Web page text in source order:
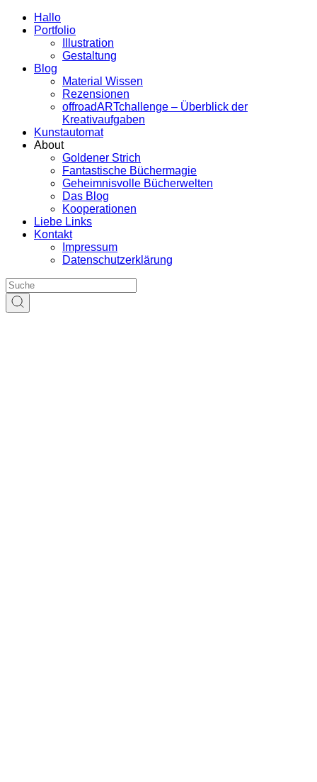
Hallo
Portfolio
Illustration
Gestaltung
Blog
Material Wissen
Rezensionen
offroadARTchallenge – Überblick der
Kreativaufgaben
Kunstautomat
About
Goldener Strich
Fantastische Büchermagie
Geheimnisvolle Bücherwelten
Das Blog
Kooperationen
Liebe Links
Kontakt
Impressum
Datenschutzerklärung